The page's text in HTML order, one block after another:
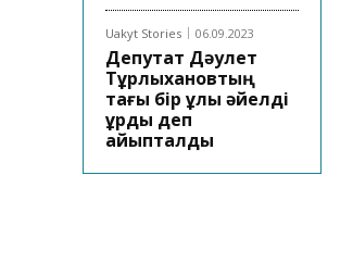
Uakyt Stories 06.09.2023
Депутат Дәулет
Тұрлыхановтың
тағы бір ұлы әйелді
ұрды деп
айыпталды